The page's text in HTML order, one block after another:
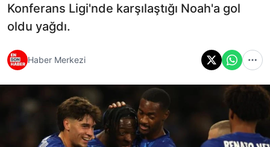
Konferans Ligi'nde karşılaştığı Noah'a gol
oldu yağdı.
Haber Merkezi